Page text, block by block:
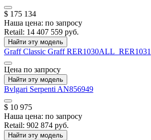
$ 175 134
Наша цена: по запросу
Retail: 14 407 559 руб.
Найти эту модель
GraffClassic GraffRER1030ALL_RER1031
Цена по запросу
Найти эту модель
Bvlgari Serpenti AN856949
$ 10 975
Наша цена: по запросу
Retail: 902 874 руб.
Найти эту модель